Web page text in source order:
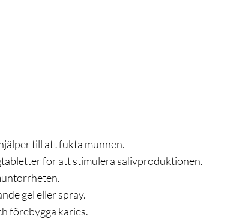
till att fukta munnen.
för att stimulera salivproduktionen.
gel eller spray.
förebygga karies.